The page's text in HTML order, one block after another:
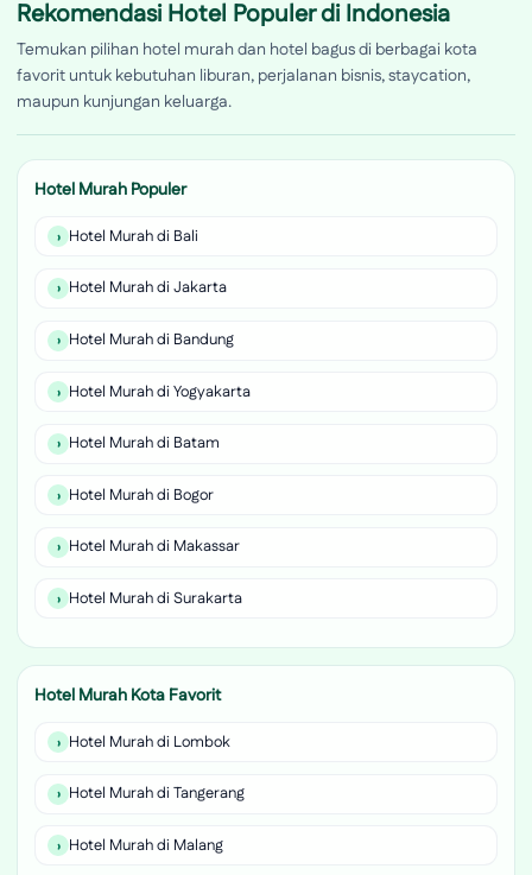
Rekomendasi Hotel Populer di Indonesia
Temukan pilihan hotel murah dan hotel bagus di berbagai kota
favorit untuk kebutuhan liburan, perjalanan bisnis, staycation,
maupun kunjungan keluarga.
Hotel Murah Populer
Hotel Murah di Bali
Hotel Murah di Jakarta
Hotel Murah di Bandung
Hotel Murah di Yogyakarta
Hotel Murah di Batam
Hotel Murah di Bogor
Hotel Murah di Makassar
Hotel Murah di Surakarta
Hotel Murah Kota Favorit
Hotel Murah di Lombok
Hotel Murah di Tangerang
Hotel Murah di Malang